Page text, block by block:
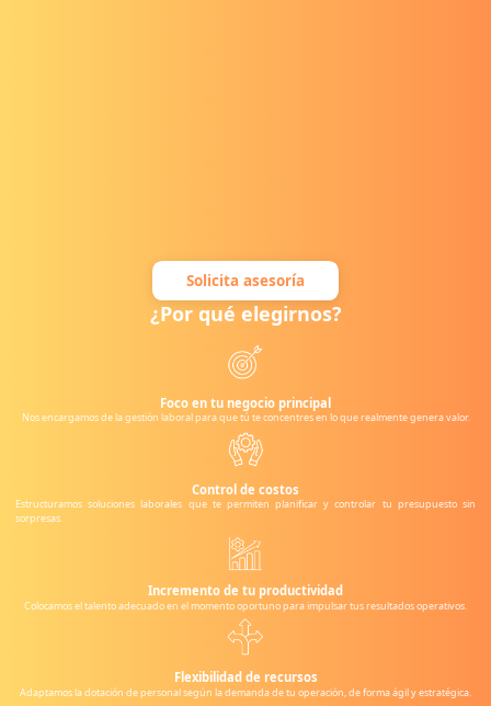
Solicita asesoría
¿Por qué elegirnos?
Foco en tu negocio principal
Nos encargamos de la gestión laboral para que tú te concentres en lo que realmente genera valor.
Control de costos
Estructuramos soluciones laborales que te permiten planificar y controlar tu presupuesto sin
sorpresas.
Incremento de tu productividad
Colocamos el talento adecuado en el momento oportuno para impulsar tus resultados operativos.
Flexibilidad de recursos
Adaptamos la dotación de personal según la demanda de tu operación, de forma ágil y estratégica.